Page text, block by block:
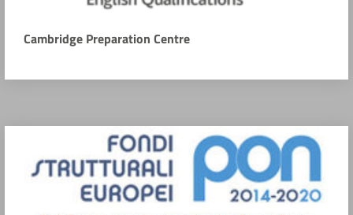
Cambridge Preparation Centre